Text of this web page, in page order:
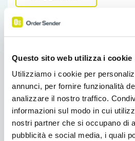
Questo sito web utilizza i cookie
Utilizziamo i cookie per
annunci, per fornire funzionalità
analizzare il nostro traffico.
informazioni sul modo in cui
nostri partner che si occupano di
pubblicità e social media, i quali